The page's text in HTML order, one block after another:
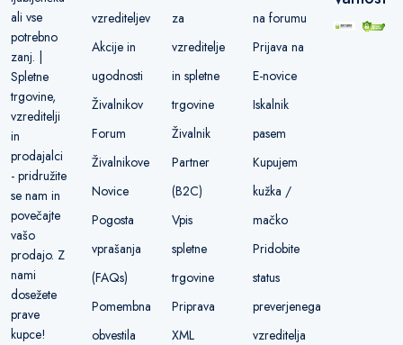
ali vse
potrebno
zanj. |
Spletne
trgovine,
vzreditelji
in
prodajalci
- pridružite
se nam in
povečajte
vašo
prodajo. Z
nami
dosežete
prave
kupce!
vzrediteljev
Akcije in
ugodnosti
Živalnikov
Forum
Živalnikove
Novice
Pogosta
vprašanja
(FAQs)
Pomembna
obvestila
za
vzreditelje
in spletne
trgovine
Živalnik
Partner
(B2C)
Vpis
spletne
trgovine
Priprava
XML
na forumu
Prijava na
E-novice
Iskalnik
pasem
Kupujem
kužka /
mačko
Pridobite
status
preverjenega
vzreditelja